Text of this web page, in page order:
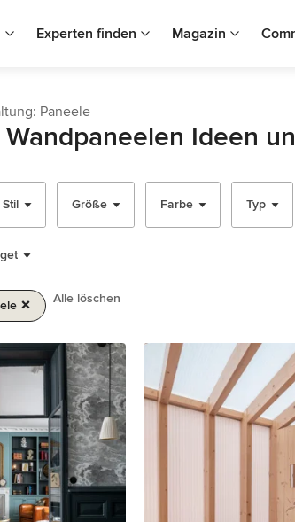
Experten finden Magazin
Paneele
Ideen
Stil Größe Farbe Typ
Alle löschen